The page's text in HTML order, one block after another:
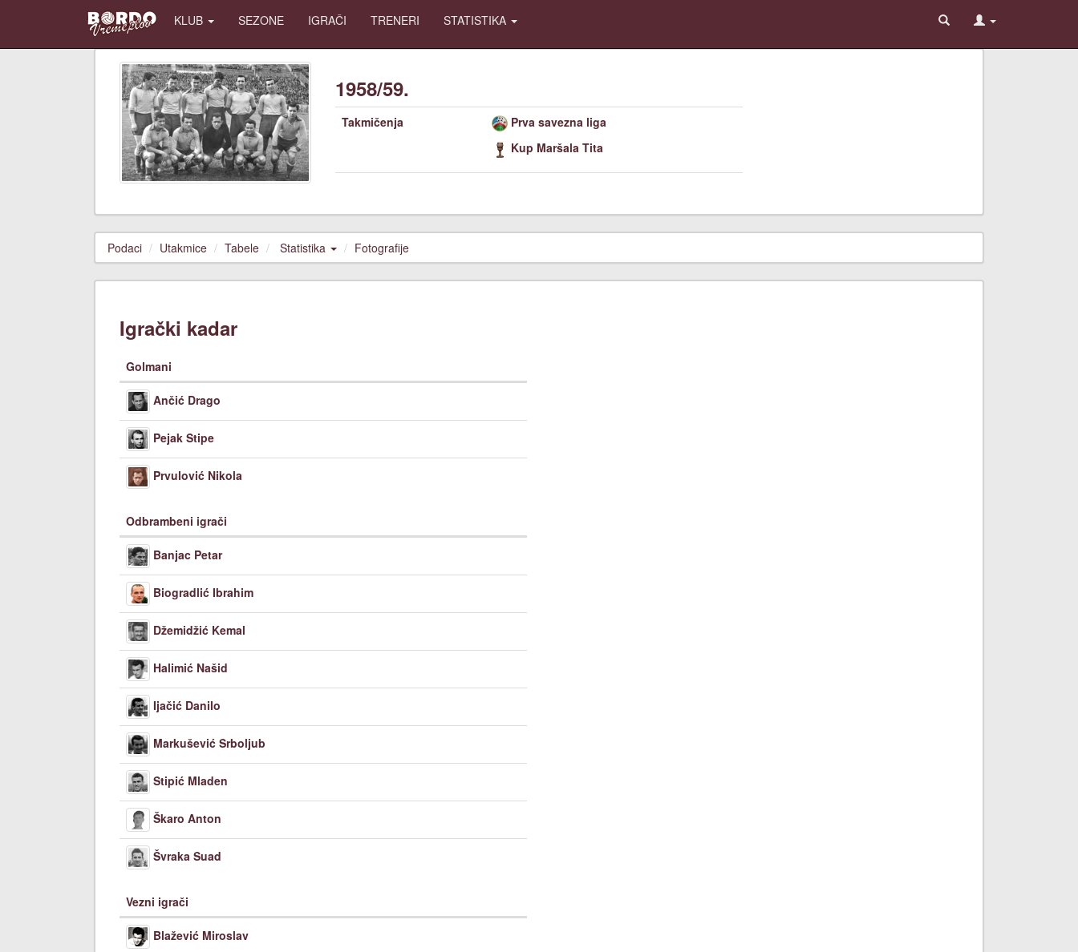
KLUB SEZONE IGRAČI TRENERI STATISTIKA
1958/59.
Takmičenja
Prva savezna liga
Kup Maršala Tita
Podaci Utakmice Tabele Statistika Fotografije
Igrački kadar
Golmani
Ančić Drago
Pejak Stipe
Prvulović Nikola
Odbrambeni igrači
Banjac Petar
Biogradlić Ibrahim
Džemidžić Kemal
Halimić Našid
Ijačić Danilo
Markušević Srboljub
Stipić Mladen
Škaro Anton
Švraka Suad
Vezni igrači
Blažević Miroslav